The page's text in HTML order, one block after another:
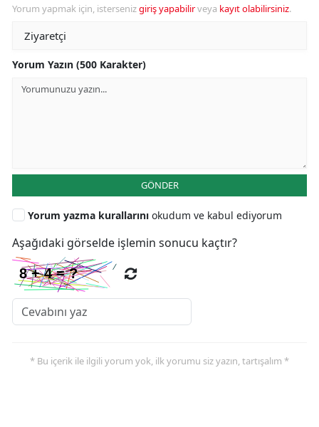
Yorum yapmak için, istersenizgiriş yapabilirveya kayıt olabilirsiniz.
Yorum Yazın (500 Karakter)
GÖNDER
Yorum yazma kurallarını okudum ve kabul ediyorum
Aşağıdaki görselde işlemin sonucu kaçtır?
* Bu içerik ile ilgili yorum yok, ilk yorumu siz yazın, tartışalım *